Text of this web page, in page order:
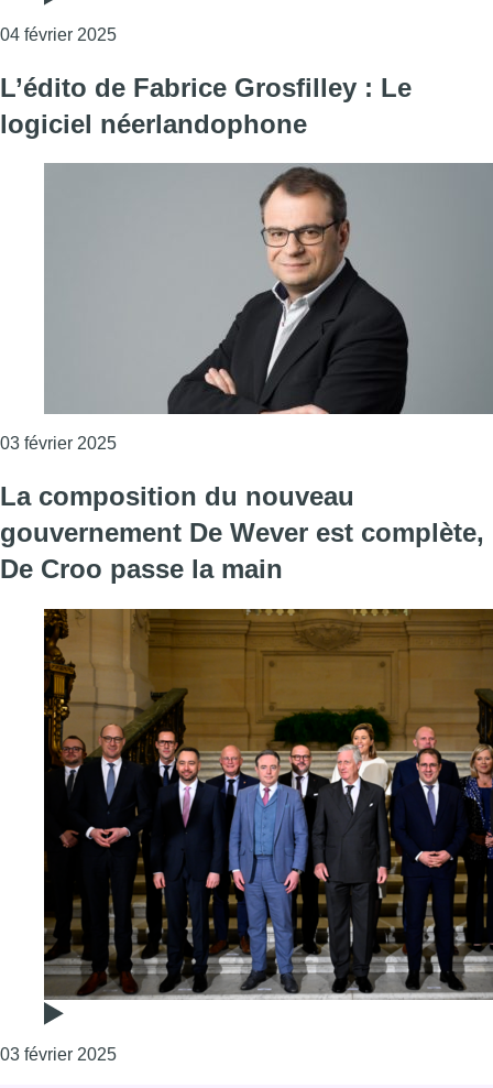
04 février 2025Consulter l'article "“Bruxelles est un carrefour,
L’édito de Fabrice Grosfilley : Le
logiciel néerlandophone
03 février 2025Consulter l'article "L’édito de Fabrice Grosfilley
La composition du nouveau
gouvernement De Wever est complète,
De Croo passe la main
03 février 2025Consulter l'article "La composition du nouveau